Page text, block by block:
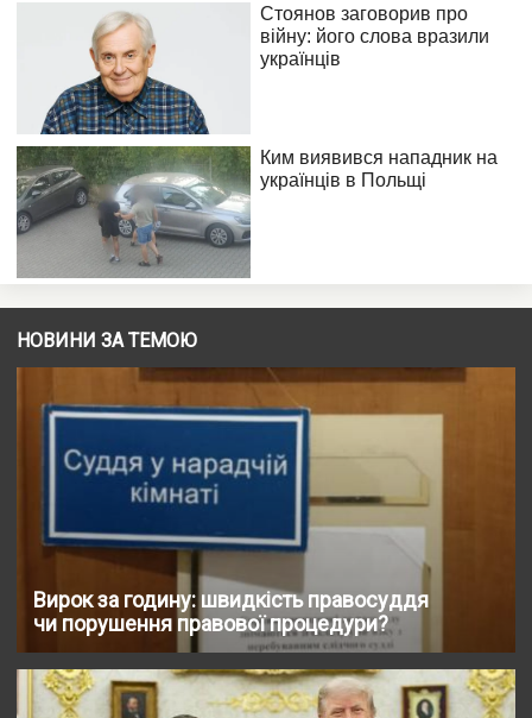
НОВИНИ ЗА ТЕМОЮ
Вирок за годину: швидкість правосуддя
чи порушення правової процедури?